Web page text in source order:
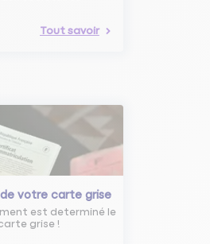
Tout savoir
votre carte grise
est determiné le
grise !